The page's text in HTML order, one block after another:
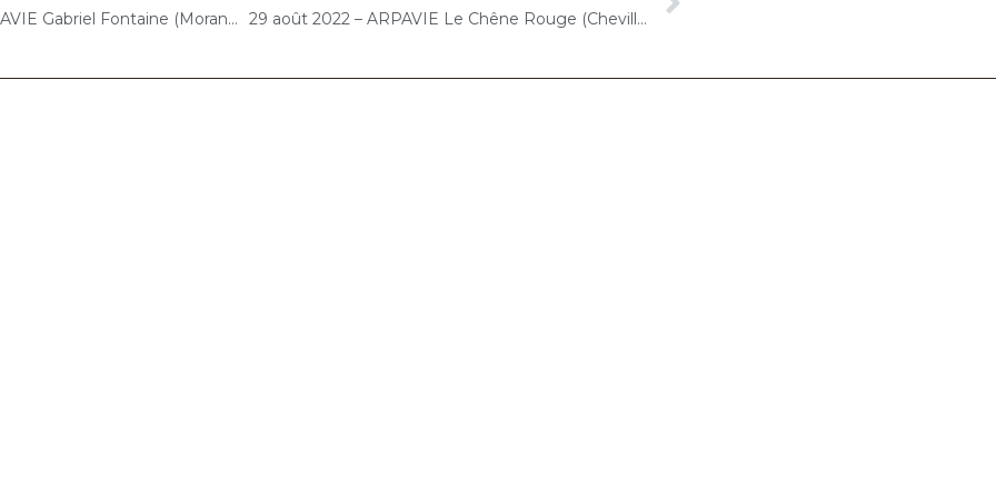
26 août 2022 – ARPAVIE Gabriel Fontaine (Morangis) : Concert « Gelato-Cello Solo » 29 août 2022 – ARPAVIE Le Chêne Rouge (Chevilly-Larue) : Concert « Gelato-Cello Solo »